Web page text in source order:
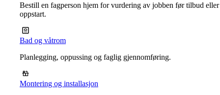
Bestill en fagperson hjem for vurdering av jobben før tilbud eller
oppstart.
Bad og våtrom
Planlegging, oppussing og faglig gjennomføring.
Montering og installasjon